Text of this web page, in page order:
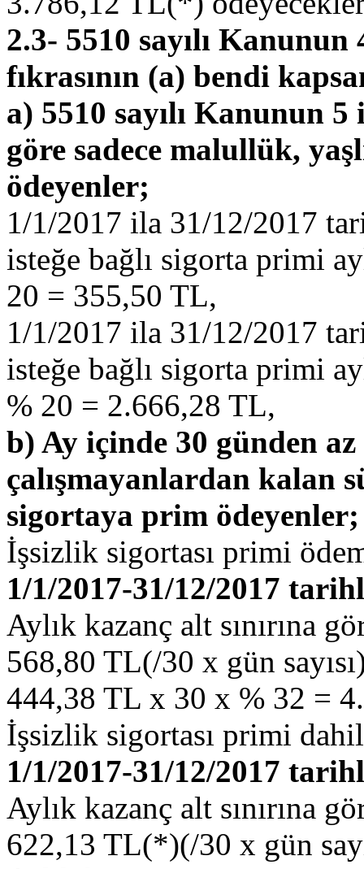
2.3- 5510 sayılı
fıkrasının (a) bendi
a) 5510 sayılı Kanunun
göre sadece malullük,
ödeyenler;
1/1/2017 ila 31/12/2017
isteğe bağlı sigorta primi
20 = 355,50 TL,
1/1/2017 ila 31/12/2017
isteğe bağlı sigorta primi
% 20 = 2.666,28 TL,
b) Ay içinde 30 günden
çalışmayanlardan kalan
sigortaya prim ödeyenler;
İşsizlik sigortası primi
1/1/2017-31/12/2017
Aylık kazanç alt sınırına
568,80 TL(/30 x gün
444,38 TL x 30 x % 32 =
İşsizlik sigortası primi
1/1/2017-31/12/2017
Aylık kazanç alt sınırına
622,13 TL(*)(/30 x gün